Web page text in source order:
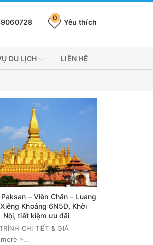
Yêu thích
0
DU LỊCH LIÊN HỆ
– Viên Chăn – Luang
Khoảng 6N5Đ, Khời
Nội, tiết kiệm ưu đãi
CHI TIẾT & GIÁ
more »...